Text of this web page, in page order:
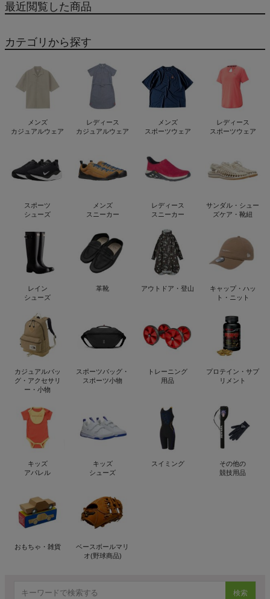
最近閲覧した商品
カテゴリから探す
メンズ
カジュアルウェア
レディース
カジュアルウェア
メンズ
スポーツウェア
レディース
スポーツウェア
スポーツ
シューズ
メンズ
スニーカー
レディース
スニーカー
サンダル・シュー
ズケア・靴紐
レイン
シューズ
革靴 アウトドア・登山
キャップ・ハッ
ト・ニット
カジュアルバッ
グ・アクセサリ
ー・小物
スポーツバッグ・
スポーツ小物
トレーニング
用品
プロテイン・サプ
リメント
キッズ
アパレル
キッズ
シューズ
スイミング
その他の
競技用品
おもちゃ・雑貨
ベースボールマリ
オ(野球商品)
検索